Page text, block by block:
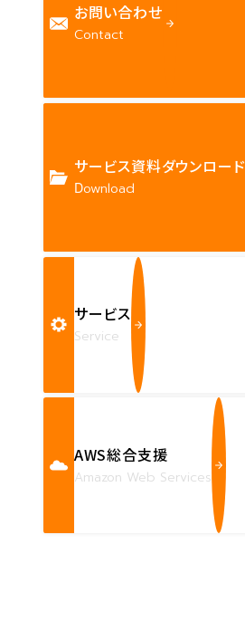
お問い合わせ
Contact
サービス資料ダウンロード
Download
サービス
Service
AWS総合支援
Amazon Web Services